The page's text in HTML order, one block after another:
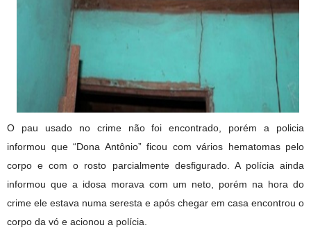
O pau usado no crime não foi encontrado, porém a policia
informou que “Dona Antônio” ficou com vários hematomas pelo
corpo e com o rosto parcialmente desfigurado. A polícia ainda
informou que a idosa morava com um neto, porém na hora do
crime ele estava numa seresta e após chegar em casa encontrou o
corpo da vó e acionou a polícia.